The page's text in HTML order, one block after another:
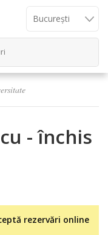
- închis
rezervări online